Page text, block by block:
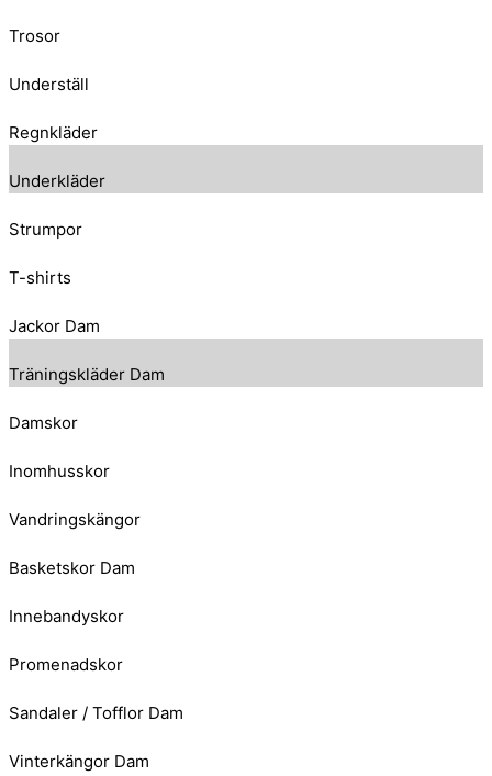
Trosor
Underställ
Regnkläder
Underkläder
Strumpor
T-shirts
Jackor Dam
Träningskläder Dam
Damskor
Inomhusskor
Vandringskängor
Basketskor Dam
Innebandyskor
Promenadskor
Sandaler / Tofflor Dam
Vinterkängor Dam